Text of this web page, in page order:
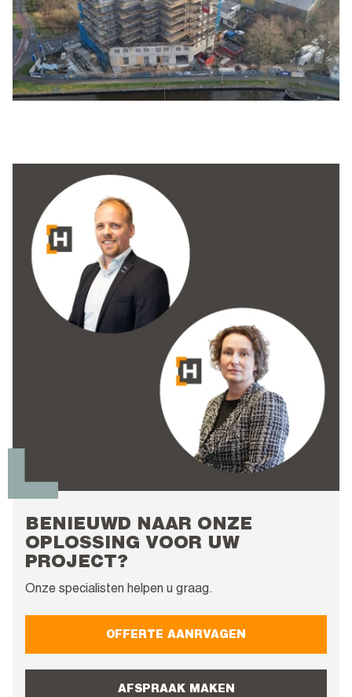
BENIEUWD NAAR ONZE
OPLOSSING VOOR UW
PROJECT?
Onze specialisten helpen u graag.
OFFERTE AANRVAGEN
AFSPRAAK MAKEN